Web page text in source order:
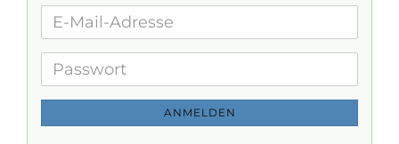
E-
Adresse
Passwort
ANMELDEN